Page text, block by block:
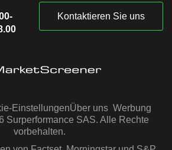
Kontaktieren Sie uns
EinstellungenÜber uns Werbung
Surperformance SAS. Alle Rechte
vorbehalten.